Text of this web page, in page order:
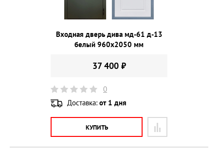
Входная дверь дива мд-61 д-13
белый 960х2050 мм
37 400 ₽
0
Доставка: от 1 дня
КУПИТЬ